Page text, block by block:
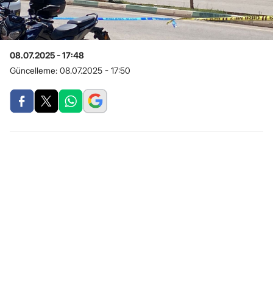
08.07.2025 - 17:48
Güncelleme: 08.07.2025 - 17:50